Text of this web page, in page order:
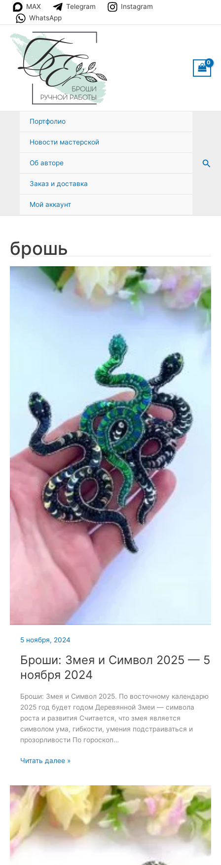
Перейти
содержимому
MAX Telegram
Instagram
WhatsApp
Портфолио
Новости мастерской
Об авторе
Заказ и доставка
Мой аккаунт
брошь
5 ноября, 2024
Броши: Змея и Символ 2025 — 5
ноября 2024
Броши: Змея и Символ 2025. По восточному календарю
2025 год будет годом Деревянной Змеи — символа
роста и развития Считается, что змея является
символом ума, гибкости, умения подстраиваться и
прозорливости По гороскоп…
Броши:
Символ
2025
ноября
2024
Читать далее »